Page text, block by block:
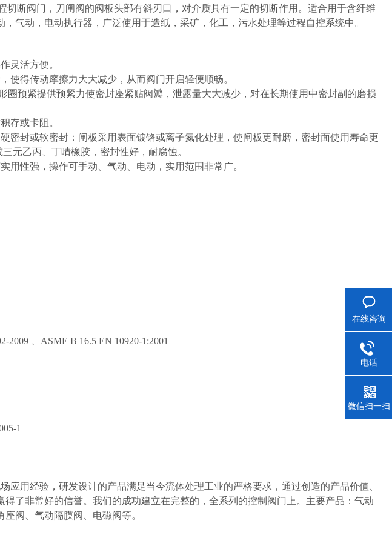
断阀门，刀闸阀的阀板头部有斜刃口，对介质具有一定的切断作用。适合用于含纤维
气动，电动执行器，广泛使用于造纸，采矿，化工，污水处理等过程自控系统中。
灵活方便。
使得传动摩擦力大大减少，从而阀门开启轻便顺畅。
圈预紧提供预紧力使密封座紧贴阀瓣，泄露量大大减少，对在长期使用中密封副的磨损
存或卡阻。
密封或软密封：闸板采用表面镀铬或离子氮化处理，使闸板更耐磨，密封面使用寿命更
元乙丙、丁晴橡胶，密封性好，耐腐蚀。
用性强，操作可手动、气动、电动，实用范围非常广。
2009 、ASME B 16.5 EN 10920-1:2001
1
用经验，研发设计的产品满足当今流体处理工业的严格要求，通过创造的产品价值、
了非常好的信誉。我们的成功建立在完整的，全系列的控制阀门上。主要产品：气动
阀、气动隔膜阀、电磁阀等。
在线咨询
电话
微信扫一扫